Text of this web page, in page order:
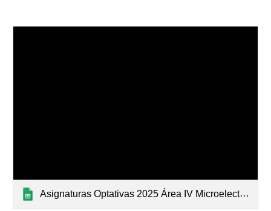
Asignaturas Optativas 2025 Área IV Microelectrónica y Nanofabricación